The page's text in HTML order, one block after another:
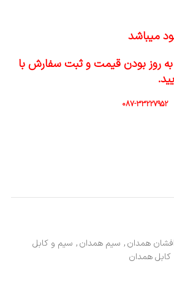
میباشد
روز بودن قیمت و ثبت سفارش با
همدان, سیم همدان, سیم و کابل
کابل همدان